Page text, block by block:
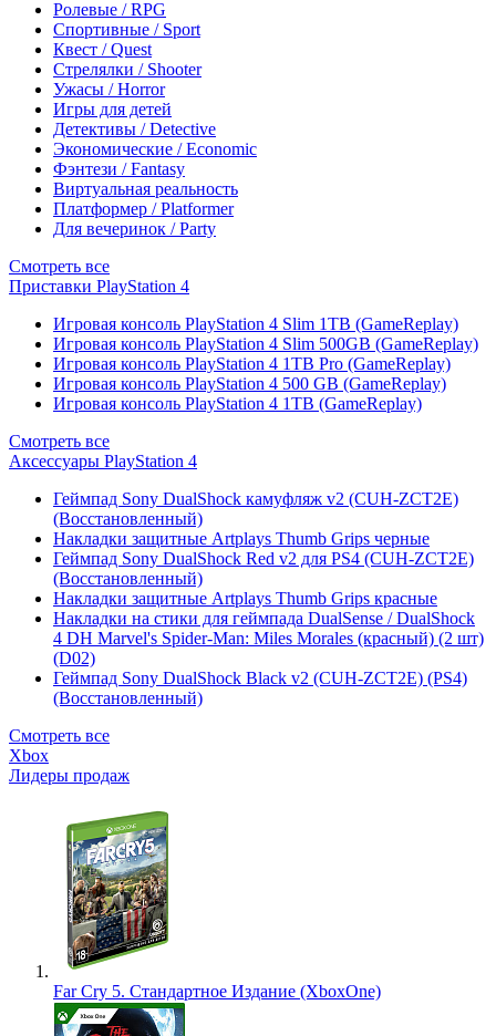
Ролевые / RPG
Спортивные / Sport
Квест / Quest
Стрелялки / Shooter
Ужасы / Horror
Игры для детей
Детективы / Detective
Экономические / Economic
Фэнтези / Fantasy
Виртуальная реальность
Платформер / Platformer
Для вечеринок / Party
Смотреть все
Приставки PlayStation 4
Игровая консоль PlayStation 4 Slim 1TB (GameReplay)
Игровая консоль PlayStation 4 Slim 500GB (GameReplay)
Игровая консоль PlayStation 4 1TB Pro (GameReplay)
Игровая консоль PlayStation 4 500 GB (GameReplay)
Игровая консоль PlayStation 4 1TB (GameReplay)
Смотреть все
Аксессуары PlayStation 4
Геймпад Sony DualShock камуфляж v2 (CUH-ZCT2E)
(Восстановленный)
Накладки защитные Artplays Thumb Grips черные
Геймпад Sony DualShock Red v2 для PS4 (CUH-ZCT2E)
(Восстановленный)
Накладки защитные Artplays Thumb Grips красные
Накладки на стики для геймпада DualSense / DualShock
4 DH Marvel's Spider-Man: Miles Morales (красный) (2 шт)
(D02)
Геймпад Sony DualShock Black v2 (CUH-ZCT2E) (PS4)
(Восстановленный)
Смотреть все
Xbox
Лидеры продаж
Far Cry 5. Стандартное Издание (XboxOne)